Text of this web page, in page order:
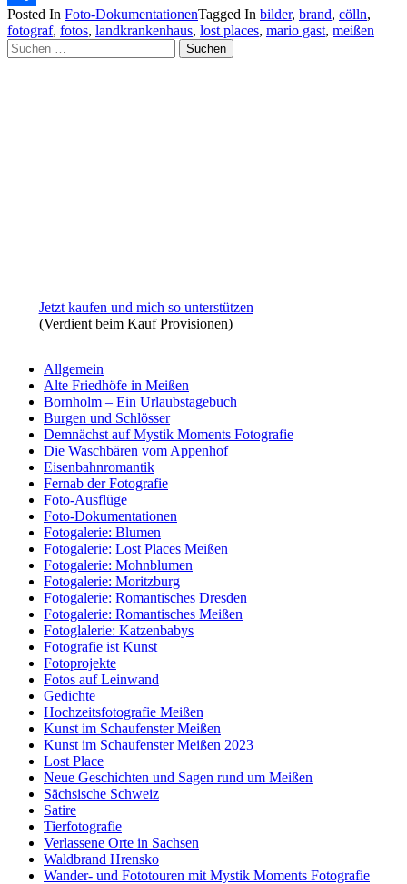
Teilen
Posted In Foto-DokumentationenTagged In bilder, brand, cölln,
fotograf, fotos, landkrankenhaus, lost places, mario gast, meißen
Suchen
nach:
Jetzt kaufen und mich so unterstützen
(Verdient beim Kauf Provisionen)
Allgemein
Alte Friedhöfe in Meißen
Bornholm – Ein Urlaubstagebuch
Burgen und Schlösser
Demnächst auf Mystik Moments Fotografie
Die Waschbären vom Appenhof
Eisenbahnromantik
Fernab der Fotografie
Foto-Ausflüge
Foto-Dokumentationen
Fotogalerie: Blumen
Fotogalerie: Lost Places Meißen
Fotogalerie: Mohnblumen
Fotogalerie: Moritzburg
Fotogalerie: Romantisches Dresden
Fotogalerie: Romantisches Meißen
Fotoglalerie: Katzenbabys
Fotografie ist Kunst
Fotoprojekte
Fotos auf Leinwand
Gedichte
Hochzeitsfotografie Meißen
Kunst im Schaufenster Meißen
Kunst im Schaufenster Meißen 2023
Lost Place
Neue Geschichten und Sagen rund um Meißen
Sächsische Schweiz
Satire
Tierfotografie
Verlassene Orte in Sachsen
Waldbrand Hrensko
Wander- und Fototouren mit Mystik Moments Fotografie